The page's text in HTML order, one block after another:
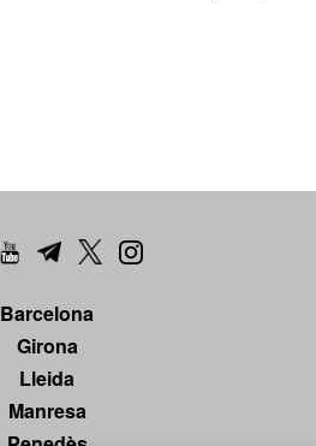
Barcelona
Girona
Lleida
Manresa